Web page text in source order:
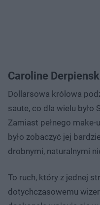
Caroline
Dollarsowa królowa
saute, co dla wielu było
Zamiast pełnego make-
było zobaczyć jej
drobnymi, naturalnymi
To ruch, który z jednej
dotychczasowemu